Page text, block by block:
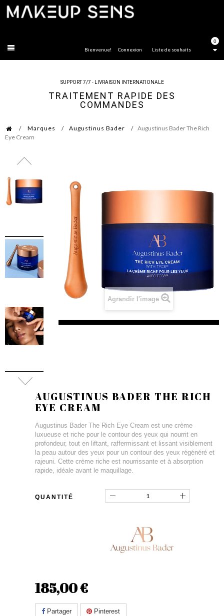
0
Liste de souhaits
Bienvenue! Connexion
SUPPORT 7/7 - LIVRAISON INTERNATIONALE
TRAITEMENT RAPIDE DES
COMMANDES
Marques Augustinus Bader
Augustinus Bader The Rich
Eye Cream
Agrandir l'image
AUGUSTINUS BADER THE RICH
EYE CREAM
Augustinus Bader The Rich Eye Cream est une crème
luxueuse et riche pour le contour des yeux qui nourrit en
profondeur, tout en liftant, raffermissant et lissant visiblement
la peau autour des yeux pour un contour des yeux régénéré et
rajeuni. Cette crème riche est nourrissante et à absorption
rapide, idéale avant le maquillage.
QUANTITÉ
185,00 €
Partager Pinterest